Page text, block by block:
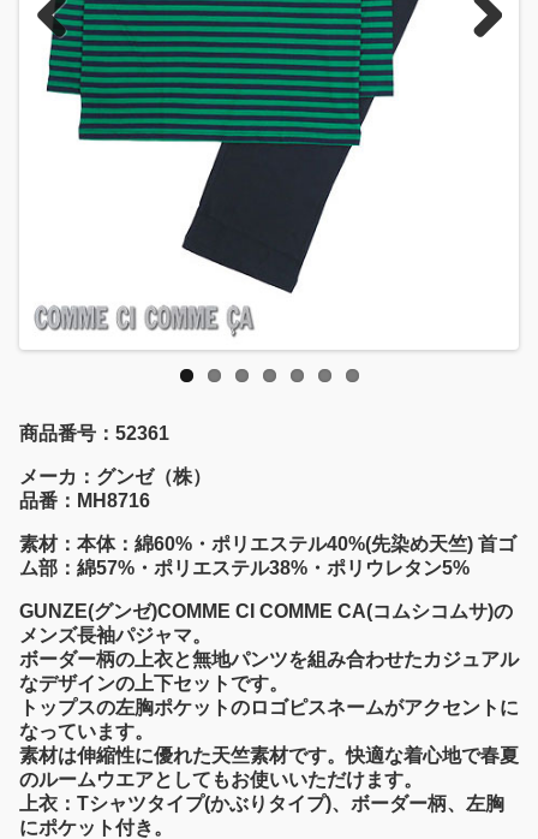
Previous
商品番号：52361
メーカ：グンゼ（株）
品番：MH8716
素材：本体：綿60%・ポリエステル40%(先染め天竺) 首ゴ
ム部：綿57%・ポリエステル38%・ポリウレタン5%
GUNZE(グンゼ)COMME CI COMME CA(コムシコムサ)の
メンズ長袖パジャマ。
ボーダー柄の上衣と無地パンツを組み合わせたカジュアル
なデザインの上下セットです。
トップスの左胸ポケットのロゴピスネームがアクセントに
なっています。
素材は伸縮性に優れた天竺素材です。快適な着心地で春夏
のルームウエアとしてもお使いいただけます。
上衣：Tシャツタイプ(かぶりタイプ)、ボーダー柄、左胸
にポケット付き。